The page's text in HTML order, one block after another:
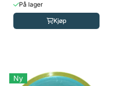
På lager
Kjøp
Ny